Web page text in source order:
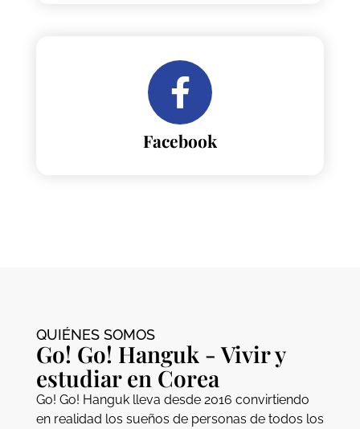
Facebook
QUIÉNES SOMOS
Go! Go! Hanguk - Vivir y
estudiar en Corea
Go! Go! Hanguk lleva desde 2016 convirtiendo
en realidad los sueños de personas de todos los